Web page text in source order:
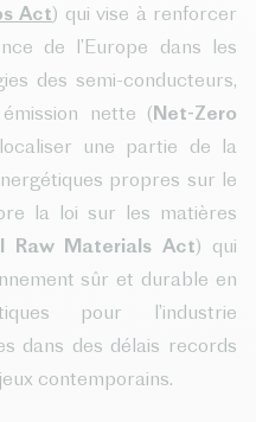
Act) qui vise à renforcer
de l’Europe dans les
des semi-conducteurs,
nette (Net-Zero
une partie de la
propres sur le
la loi sur les matières
Raw Materials Act) qui
sûr et durable en
pour l’industrie
dans des délais records
contemporains.